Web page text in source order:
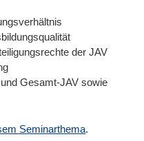
der JAV
Gesamt-JAV sowie
Seminarthema.